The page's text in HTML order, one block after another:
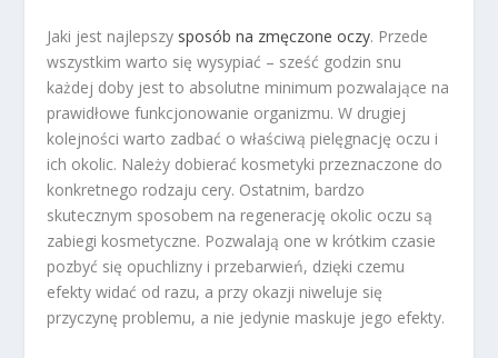
Jaki jest najlepszy sposób na zmęczone oczy. Przede
wszystkim warto się wysypiać – sześć godzin snu
każdej doby jest to absolutne minimum pozwalające na
prawidłowe funkcjonowanie organizmu. W drugiej
kolejności warto zadbać o właściwą pielęgnację oczu i
ich okolic. Należy dobierać kosmetyki przeznaczone do
konkretnego rodzaju cery. Ostatnim, bardzo
skutecznym sposobem na regenerację okolic oczu są
zabiegi kosmetyczne. Pozwalają one w krótkim czasie
pozbyć się opuchlizny i przebarwień, dzięki czemu
efekty widać od razu, a przy okazji niweluje się
przyczynę problemu, a nie jedynie maskuje jego efekty.